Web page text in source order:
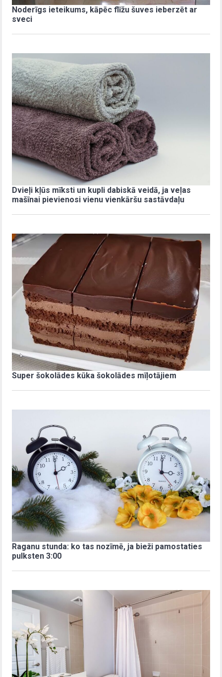
Noderīgs ieteikums, kāpēc flīžu šuves ieberzēt ar
sveci
Dvieļi kļūs mīksti un kupli dabiskā veidā, ja veļas
mašīnai pievienosi vienu vienkāršu sastāvdaļu
Super šokolādes kūka šokolādes mīļotājiem
Raganu stunda: ko tas nozīmē, ja bieži pamostaties
pulksten 3:00